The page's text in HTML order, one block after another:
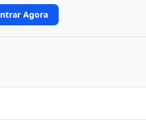
Agora